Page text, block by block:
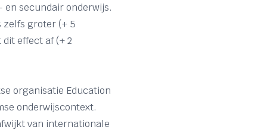
secundair onderwijs.
groter (+ 5
effect af (+ 2
organisatie Education
onderwijscontext.
van internationale